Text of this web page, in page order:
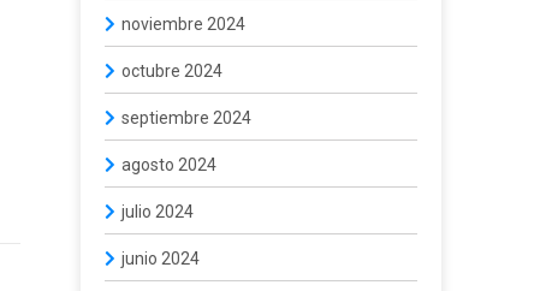
noviembre 2024
octubre 2024
septiembre 2024
agosto 2024
julio 2024
junio 2024